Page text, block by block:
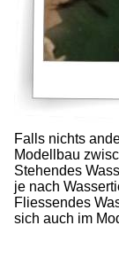
Falls nichts
Modellbau
Stehendes
je nach
Fliessendes
sich auch im